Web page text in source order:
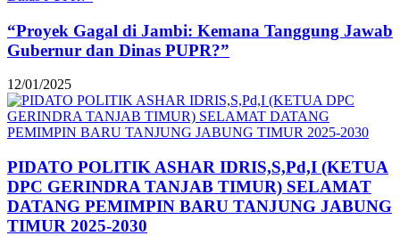
“Proyek Gagal di Jambi: Kemana Tanggung Jawab
Gubernur dan Dinas PUPR?”
12/01/2025
PIDATO POLITIK ASHAR IDRIS,S,Pd,I (KETUA
DPC GERINDRA TANJAB TIMUR) SELAMAT
DATANG PEMIMPIN BARU TANJUNG JABUNG
TIMUR 2025-2030